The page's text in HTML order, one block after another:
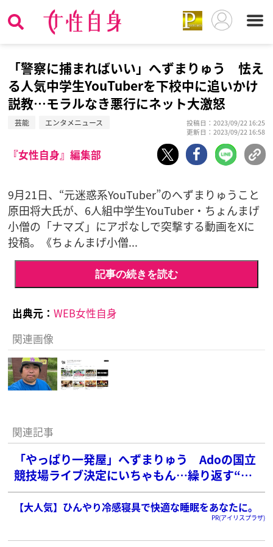
「警察に捕まればいい」へずまりゅう 怯え
る人気中学生YouTuberを下校中に追いかけ
説教…モラルなき悪行にネット大激怒
芸能 エンタメニュース
投稿日：2023/09/22 16:25
更新日：2023/09/22 16:58
『女性自身』編集部
9月21日、“元迷惑系YouTuber”のへずまりゅうこと
原田将大氏が、6人組中学生YouTuber・ちょんまげ
小僧の「ナマズ」にアポなしで突撃する動画をXに
投稿。《ちょんまげ小僧...
記事の続きを読む
出典元： WEB女性自身
関連画像
関連記事
「やっぱり一発屋」へずまりゅう Adoの国立
競技場ライブ決定にいちゃもん…繰り返す“粘
着”に本人も再ブロックか
【大人気】ひんやり冷感寝具で快適な睡眠をあなたに。
PR(アイリスプラザ)